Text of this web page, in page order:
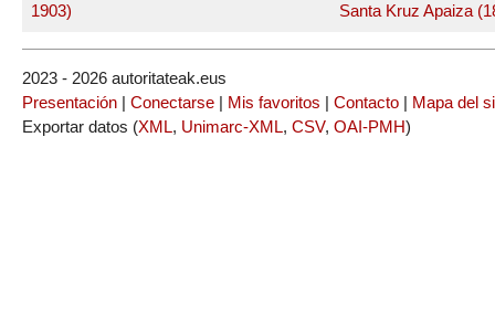
1903)
Santa Kruz Apaiza
2023 - 2026 autoritateak.eus
Presentación | Conectarse | Mis favoritos | Contacto | Mapa del
Exportar datos (XML, Unimarc-XML, CSV, OAI-PMH)